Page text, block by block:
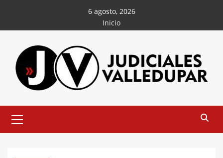
contenido
6 agosto, 2026
Inicio
principal